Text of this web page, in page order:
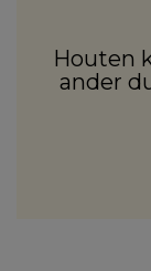
Houten
ander